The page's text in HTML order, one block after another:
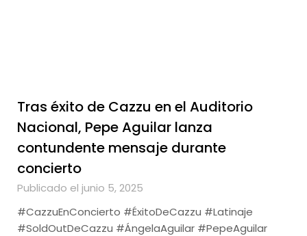
Tras éxito de Cazzu en el Auditorio
Nacional, Pepe Aguilar lanza
contundente mensaje durante
concierto
Publicado el junio 5, 2025
#CazzuEnConcierto #ÉxitoDeCazzu #Latinaje
#SoldOutDeCazzu #ÁngelaAguilar #PepeAguilar